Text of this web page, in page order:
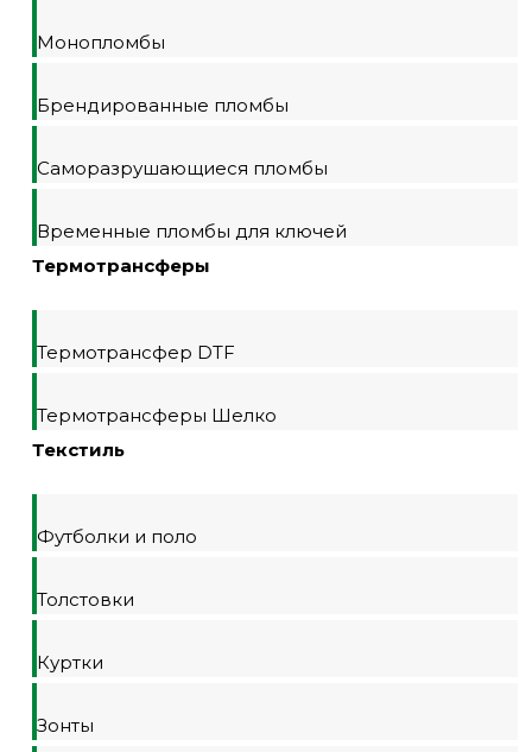
Монопломбы
Брендированные пломбы
Саморазрушающиеся пломбы
Временные пломбы для ключей
Термотрансферы
Термотрансфер DTF
Термотрансферы Шелко
Текстиль
Футболки и поло
Толстовки
Куртки
Зонты